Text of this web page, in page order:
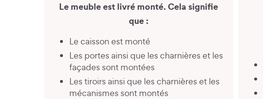
Le meuble est livré monté. Cela signifie
que :
Le caisson est monté
Les portes ainsi que les charnières et les
façades sont montées
Les tiroirs ainsi que les charnières et les
mécanismes sont montés